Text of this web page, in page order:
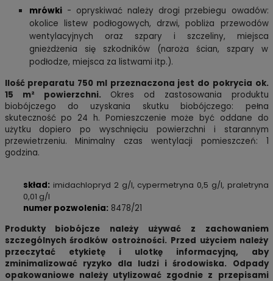
mrówki- opryskiwać należy drogi przebiegu owadów:
okolice listew podłogowych, drzwi, pobliża przewodów
wentylacyjnych oraz szpary i szczeliny, miejsca
gnieżdżenia się szkodników (naroża ścian, szpary w
podłodze, miejsca za listwami itp.).
Ilość preparatu 750 ml przeznaczona jest do pokrycia ok.
15 m² powierzchni. Okres od zastosowania produktu
biobójczego do uzyskania skutku biobójczego: pełna
skuteczność po 24 h. Pomieszczenie może być oddane do
użytku dopiero po wyschnięciu powierzchni i starannym
przewietrzeniu. Minimalny czas wentylacji pomieszczeń: 1
godzina.
skład: imidachlopryd 2 g/l, cypermetryna 0,5 g/l, praletryna
0,01 g/l
numer pozwolenia: 8478/21
Produkty biobójcze należy używać z zachowaniem
szczególnych środków ostrożności. Przed użyciem należy
przeczytać etykietę i ulotkę informacyjną, aby
zminimalizować ryzyko dla ludzi i środowiska. Odpady
opakowaniowe należy utylizować zgodnie z przepisami